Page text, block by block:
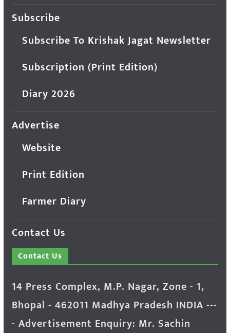
Subscribe
Subscribe To Krishak Jagat Newsletter
Subscription (Print Edition)
Diary 2026
Advertise
Website
Print Edition
Farmer Diary
Contact Us
Contact Us
14 Press Complex, M.P. Nagar, Zone - 1,
Bhopal - 462011 Madhya Pradesh INDIA ---
- Advertisement Enquiry: Mr. Sachin